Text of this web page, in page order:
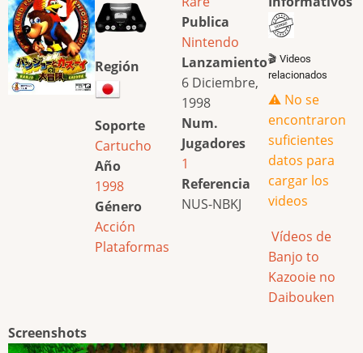
Región
Soporte
Cartucho
Año
1998
Género
Acción
Plataformas
Publica
Nintendo
Lanzamiento
6 Diciembre,
1998
Num.
Jugadores
1
Referencia
NUS-NBKJ
🎬 Videos
relacionados
⚠️ No se
encontraron
suficientes
datos para
cargar los
videos
Vídeos de
Banjo to
Kazooie no
Daibouken
Screenshots